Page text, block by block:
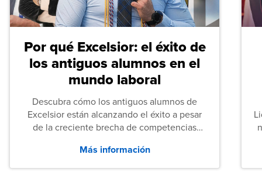
Por qué Excelsior: el éxito de
los antiguos alumnos en el
mundo laboral
Descubra cómo los antiguos alumnos de
Excelsior están alcanzando el éxito a pesar
de la creciente brecha de competencias
tanto las empresas como los recién
graduados en todo Estados Unidos.
Más información